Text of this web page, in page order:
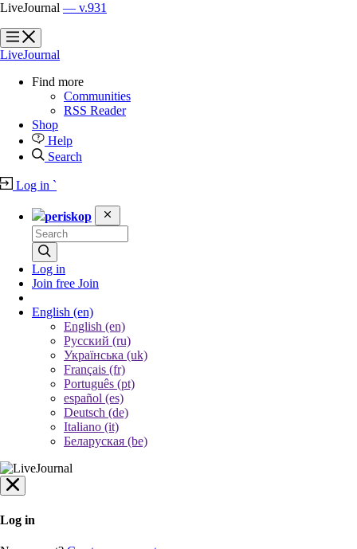
LiveJournal — v.931
?
?
LiveJournal
Find more
Communities
RSS Reader
Shop
Help
Search
Log in `
periskop
Log in
Join free Join
English (en)
English (en)
Русский (ru)
Українська (uk)
Français (fr)
Português (pt)
español (es)
Deutsch (de)
Italiano (it)
Беларуская (be)
Log in